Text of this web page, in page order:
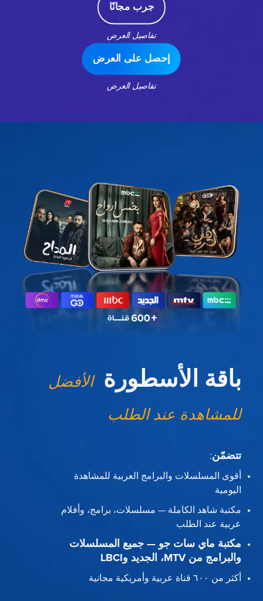
جرب مجانًا
تفاصيل العرض
إحصل على العرض
تفاصيل العرض
باقة الأسطورة الأفضل
للمشاهدة عند الطلب
تتضمّن:
أقوى المسلسلات والبرامج العربية للمشاهدة
اليومية
مكتبة شاهد الكاملة — مسلسلات، برامج، وأفلام
عربية عند الطلب
مكتبة ماي سات جو — جميع المسلسلات
والبرامج من MTV، الجديد وLBCI
أكثر من ٦٠٠ قناة عربية وأمريكية مجانية